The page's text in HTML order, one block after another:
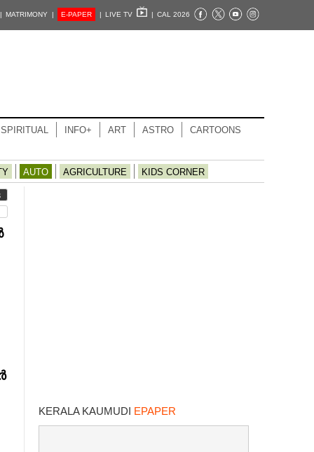
MATRIMONY | E-PAPER | LIVE TV | CAL 2026
SPIRITUAL INFO+ ART ASTRO CARTOONS
AUTO AGRICULTURE KIDS CORNER
KERALA KAUMUDI EPAPER